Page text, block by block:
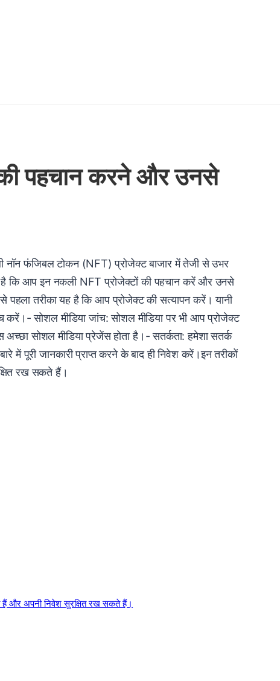
पहचान करने और उनसे
फंजिबल टोकन (NFT) प्रोजेक्ट बाजार में तेजी से उभर
कि आप इन नकली NFT प्रोजेक्टों की पहचान करें और उनसे
तरीका यह है कि आप प्रोजेक्ट की सत्यापन करें। यानी
करें।- सोशल मीडिया जांच: सोशल मीडिया पर भी आप प्रोजेक्ट
सोशल मीडिया प्रेजेंस होता है।- सतर्कता: हमेशा सतर्क
में पूरी जानकारी प्राप्त करने के बाद ही निवेश करें।इन तरीकों
रख सकते हैं।
और अपनी निवेश सुरक्षित रख सकते हैं।